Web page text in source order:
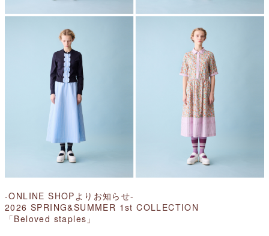
-ONLINE SHOPよりお知らせ-
2026 SPRING&SUMMER 1st COLLECTION
「Beloved staples」